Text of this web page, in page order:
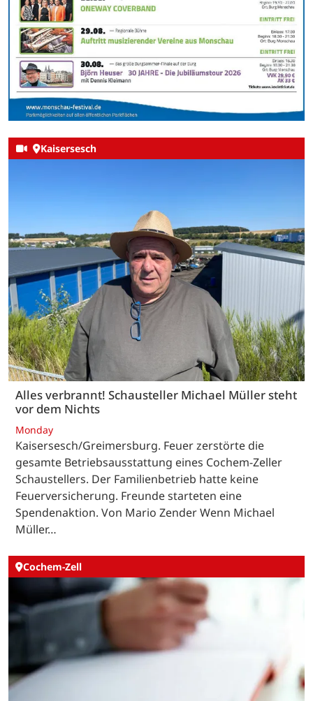
Kaisersesch
Alles verbrannt! Schausteller Michael Müller steht
vor dem Nichts
Monday
Kaisersesch/Greimersburg. Feuer zerstörte die
gesamte Betriebsausstattung eines Cochem-Zeller
Schaustellers. Der Familienbetrieb hatte keine
Feuerversicherung. Freunde starteten eine
Spendenaktion. Von Mario Zender Wenn Michael
Müller…
Cochem-Zell